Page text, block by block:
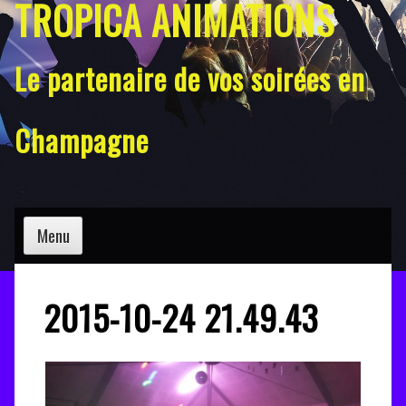
TROPICA ANIMATIONS
Le partenaire de vos soirées en
Champagne
Menu
2015-10-24 21.49.43